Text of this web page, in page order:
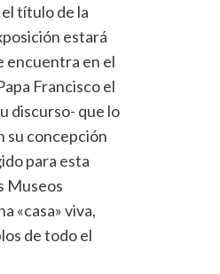
título de la
estará
encuentra en el
Francisco el
discurso- que lo
su concepción
para esta
Museos
«casa» viva,
de todo el